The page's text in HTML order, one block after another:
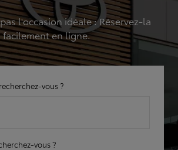
l'occasion idéale : Réservez-la
facilement en ligne.
vous ?
vous ?